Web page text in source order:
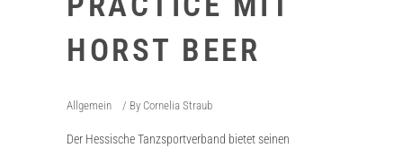
HORST BEER
Allgemein By Cornelia Straub
Der Hessische Tanzsportverband bietet seinen